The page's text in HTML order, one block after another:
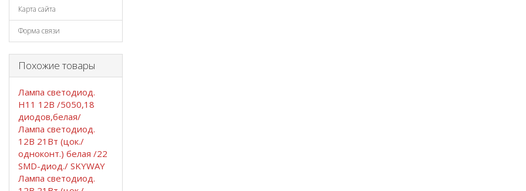
Карта сайта
Форма связи
Похожие товары
Лампа светодиод.
Н11 12В /5050,18
диодов,белая/
Лампа светодиод.
12В 21Вт (цок./
одноконт.) белая /22
SMD-диод./ SKYWAY
Лампа светодиод.